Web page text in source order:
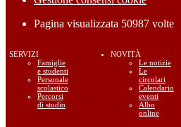
Pagina visualizzata 50987 volte
SERVIZI
Famiglie
e studenti
Personale
scolastico
Percorsi
di studio
NOVITÀ
Le notizie
Le
circolari
Calendario
eventi
Albo
online